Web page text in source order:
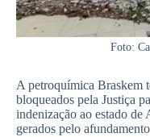
Foto:
A petroquímica Braskem
bloqueados pela Justiça
indenização ao estado de
gerados pelo